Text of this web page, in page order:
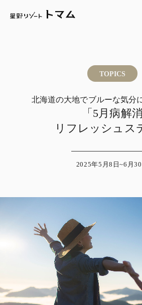
TOPICS
北海道の大地でブルーな気分
「5月病解消
リフレッシュス
2025年5月8日~6月30